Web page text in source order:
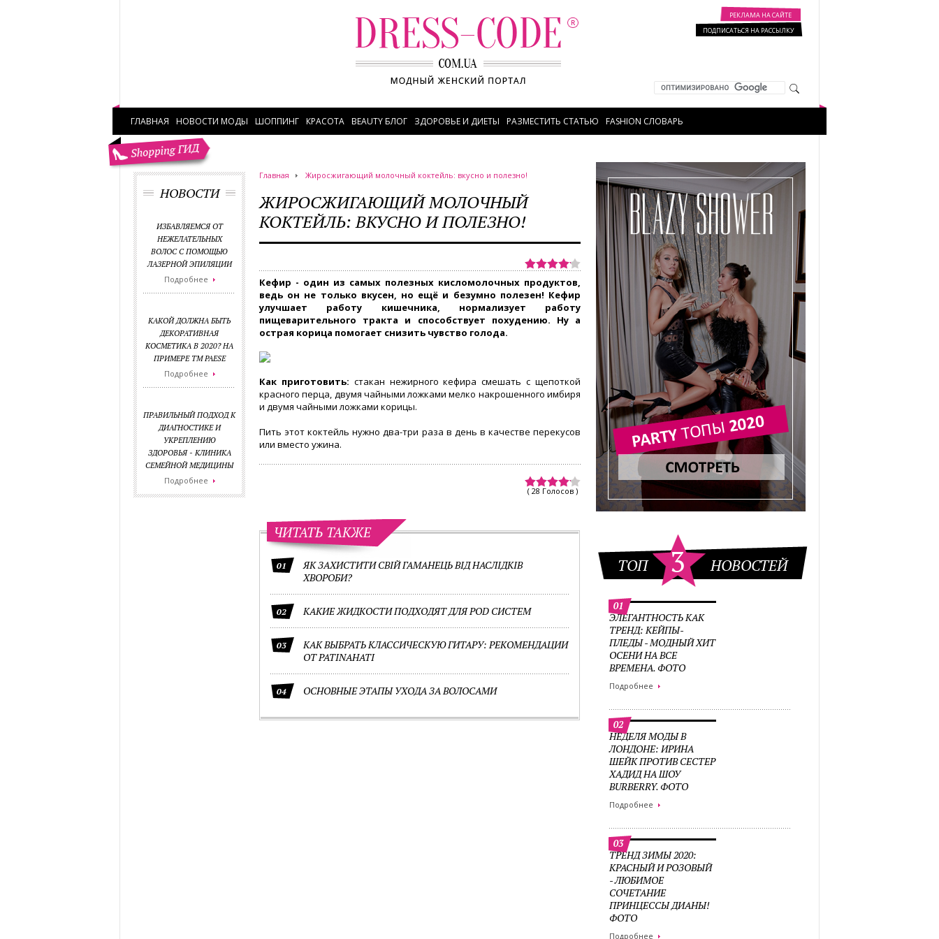
РЕКЛАМА НА САЙТЕ
ПОДПИСАТЬСЯ НА РАССЫЛКУ
ГЛАВНАЯ НОВОСТИ МОДЫ ШОППИНГ КРАСОТА BEAUTY БЛОГ ЗДОРОВЬЕ И ДИЕТЫ РАЗМЕСТИТЬ СТАТЬЮ FASHION СЛОВАРЬ
НОВОСТИ
ИЗБАВЛЯЕМСЯ ОТ
НЕЖЕЛАТЕЛЬНЫХ
ВОЛОС С ПОМОЩЬЮ
ЛАЗЕРНОЙ ЭПИЛЯЦИИ
Подробнее
КАКОЙ ДОЛЖНА БЫТЬ
ДЕКОРАТИВНАЯ
КОСМЕТИКА В 2020? НА
ПРИМЕРЕ ТМ PAESE
Подробнее
ПРАВИЛЬНЫЙ ПОДХОД К
ДИАГНОСТИКЕ И
УКРЕПЛЕНИЮ
ЗДОРОВЬЯ - КЛИНИКА
СЕМЕЙНОЙ МЕДИЦИНЫ
Подробнее
Главная Жиросжигающий молочный коктейль: вкусно и полезно!
ЖИРОСЖИГАЮЩИЙ МОЛОЧНЫЙ
КОКТЕЙЛЬ: ВКУСНО И ПОЛЕЗНО!
Кефир - один из самых полезных кисломолочных продуктов,
ведь он не только вкусен, но ещё и безумно полезен! Кефир
улучшает работу кишечника, нормализует работу
пищеварительного тракта и способствует похудению. Ну а
острая корица помогает снизить чувство голода.
Как приготовить: стакан нежирного кефира смешать с щепоткой
красного перца, двумя чайными ложками мелко накрошенного имбиря
и двумя чайными ложками корицы.
Пить этот коктейль нужно два-три раза в день в качестве перекусов
или вместо ужина.
( 28 Голосов )
ЧИТАТЬ ТАКЖЕ
01
ЯК ЗАХИСТИТИ СВІЙ ГАМАНЕЦЬ ВІД НАСЛІДКІВ
ХВОРОБИ?
02 КАКИЕ ЖИДКОСТИ ПОДХОДЯТ ДЛЯ POD СИСТЕМ
03
КАК ВЫБРАТЬ КЛАССИЧЕСКУЮ ГИТАРУ: РЕКОМЕНДАЦИИ
ОТ PATINAHATI
04 ОСНОВНЫЕ ЭТАПЫ УХОДА ЗА ВОЛОСАМИ
ТОП 3 НОВОСТЕЙ
01
ЭЛЕГАНТНОСТЬ КАК
ТРЕНД: КЕЙПЫ-
ПЛЕДЫ - МОДНЫЙ ХИТ
ОСЕНИ НА ВСЕ
ВРЕМЕНА. ФОТО
Подробнее
02
НЕДЕЛЯ МОДЫ В
ЛОНДОНЕ: ИРИНА
ШЕЙК ПРОТИВ СЕСТЕР
ХАДИД НА ШОУ
BURBERRY. ФОТО
Подробнее
03
ТРЕНД ЗИМЫ 2020:
КРАСНЫЙ И РОЗОВЫЙ
- ЛЮБИМОЕ
СОЧЕТАНИЕ
ПРИНЦЕССЫ ДИАНЫ!
ФОТО
Подробнее